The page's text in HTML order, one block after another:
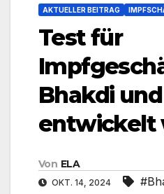
AKTUELLER BEITRAG
Test für
Bhakdi
entwickelt
Von ELA
OKT. 14, 2024